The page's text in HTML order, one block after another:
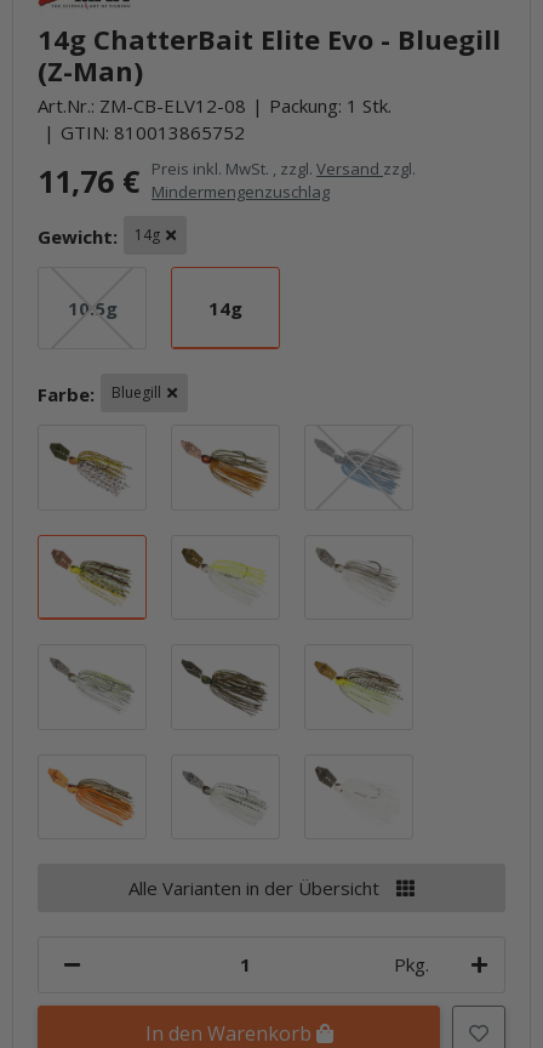
14g ChatterBait Elite Evo - Bluegill
(Z-Man)
Art.Nr.: ZM-CB-ELV12-08
Packung: 1 Stk.
GTIN: 810013865752
11,76 € Preis inkl. MwSt. , zzgl. Versand zzgl.
Mindermengenzuschlag
Gewicht: 14g
10.5g
10.5g 14g
14g
Farbe: Bluegill
Bama Bream Bama Craw
Bluegill Chartreuse / White
Glitter Bomb Green Pumpkin
Lava Craw Spot Remover
Alle Varianten in der Übersicht
Pkg.
In den Warenkorb